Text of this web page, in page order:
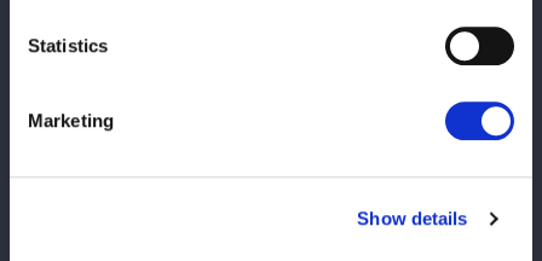
Statistics
Marketing
Show details
館）大会のスペシャルゲスト解説者に相羽
あいなさん、渡瀬結月さんが決定！
【来場者特典配布】5★STAR GP特製冊子